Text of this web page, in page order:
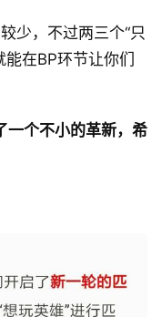
少，不过两三个“只
在BP环节让你们
一个不小的革新，希